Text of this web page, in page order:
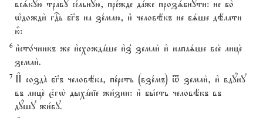
всsкую травY се1льную, пре1жде дaже прозsбнути: не бо2
њдожди2 гDь бг7ъ на зе1млю, и3 человёкъ не бsше дёлати
ю5:
6 и3сто1чникъ же и3схождaше и3з8 земли2 и3 напаsше все2 лице2
земли2.
7 И# создA бг7ъ человёка, пе1рсть (взе1мъ) t земли2, и3 вдyну
въ лице2 є3гw2 дыхaніе жи1зни: и3 бы1сть человёкъ въ
дyшу жи1ву.